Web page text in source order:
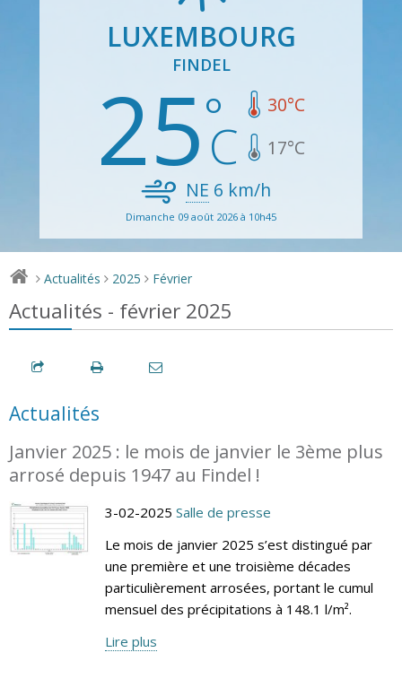
LUXEMBOURG
FINDEL
25 30°C
17°C
NE 6 km/h
Dimanche 09 août 2026 à 10h45
> Actualités > 2025 > Février
Actualités - février 2025
Actualités
Janvier 2025 : le mois de janvier le 3ème plus
arrosé depuis 1947 au Findel !
3-02-2025 Salle de presse
Le mois de janvier 2025 s’est distingué par
une première et une troisième décades
particulièrement arrosées, portant le cumul
mensuel des précipitations à 148.1 l/m².
Lire plus